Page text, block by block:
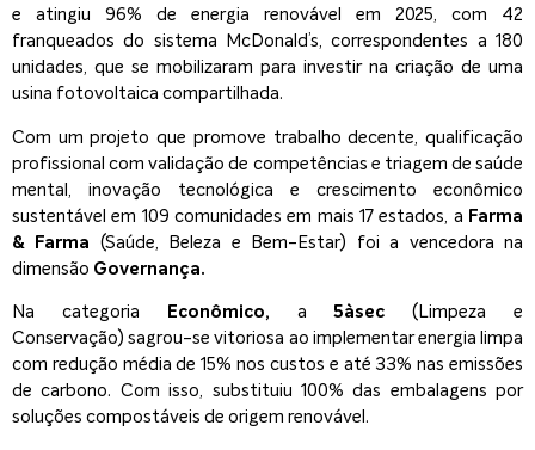
e atingiu 96% de energia renovável em 2025, com 42
franqueados do sistema McDonald’s, correspondentes a 180
unidades, que se mobilizaram para investir na criação de uma
usina fotovoltaica compartilhada.
Com um projeto que promove trabalho decente, qualificação
profissional com validação de competências e triagem de saúde
mental, inovação tecnológica e crescimento econômico
sustentável em 109 comunidades em mais 17 estados, a Farma
& Farma (Saúde, Beleza e Bem-Estar) foi a vencedora na
dimensão Governança.
Na categoria Econômico, a5àsec(Limpeza e
Conservação) sagrou-se vitoriosa ao implementar energia limpa
com redução média de 15% nos custos e até 33% nas emissões
de carbono. Com isso, substituiu 100% das embalagens por
soluções compostáveis de origem renovável.